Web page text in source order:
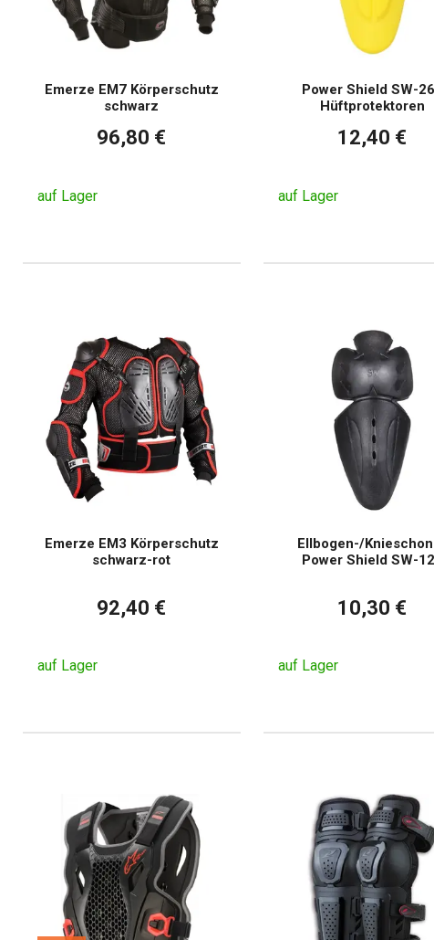
Emerze EM7 Körperschutz
schwarz
96,80 €
auf Lager
Power Shield SW-
Hüftprotektoren
12,40 €
auf Lager
Emerze EM3 Körperschutz
schwarz-rot
92,40 €
auf Lager
Ellbogen-/
Power Shield SW-
10,30 €
auf Lager